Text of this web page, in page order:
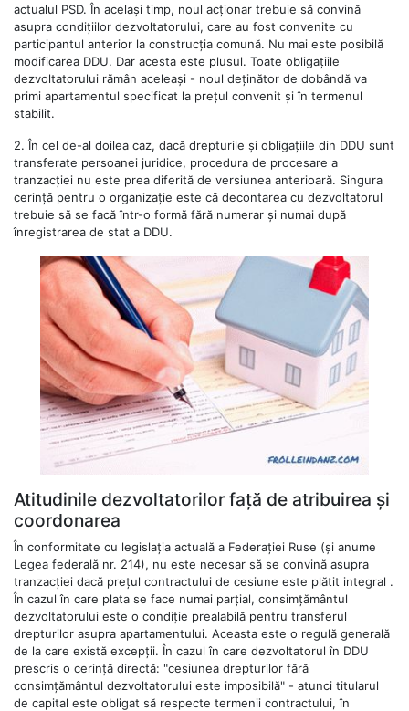
actualul PSD. În același timp, noul acționar trebuie să convină
asupra condițiilor dezvoltatorului, care au fost convenite cu
participantul anterior la construcția comună. Nu mai este posibilă
modificarea DDU. Dar acesta este plusul. Toate obligațiile
dezvoltatorului rămân aceleași - noul deținător de dobândă va
primi apartamentul specificat la prețul convenit și în termenul
stabilit.
2. În cel de-al doilea caz, dacă drepturile și obligațiile din DDU sunt
transferate persoanei juridice, procedura de procesare a
tranzacției nu este prea diferită de versiunea anterioară. Singura
cerință pentru o organizație este că decontarea cu dezvoltatorul
trebuie să se facă într-o formă fără numerar și numai după
înregistrarea de stat a DDU.
Atitudinile dezvoltatorilor față de atribuirea și
coordonarea
În conformitate cu legislația actuală a Federației Ruse (și anume
Legea federală nr. 214), nu este necesar să se convină asupra
tranzacției dacă prețul contractului de cesiune este plătit integral .
În cazul în care plata se face numai parțial, consimțământul
dezvoltatorului este o condiție prealabilă pentru transferul
drepturilor asupra apartamentului. Aceasta este o regulă generală
de la care există excepții. În cazul în care dezvoltatorul în DDU
prescris o cerință directă: "cesiunea drepturilor fără
consimțământul dezvoltatorului este imposibilă" - atunci titularul
de capital este obligat să respecte termenii contractului, în